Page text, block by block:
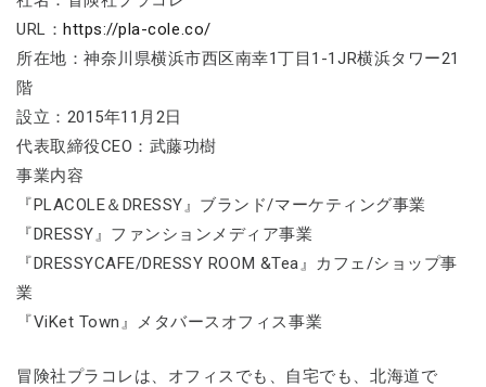
URL：https://pla-cole.co/
所在地：神奈川県横浜市西区南幸1丁目1-1JR横浜タワー21
階
設立：2015年11月2日
代表取締役CEO：武藤功樹
事業内容
『PLACOLE＆DRESSY』ブランド/マーケティング事業
『DRESSY』ファンションメディア事業
『DRESSYCAFE/DRESSY ROOM &Tea』カフェ/ショップ事
業
『ViKet Town』メタバースオフィス事業
冒険社プラコレは、オフィスでも、自宅でも、北海道で